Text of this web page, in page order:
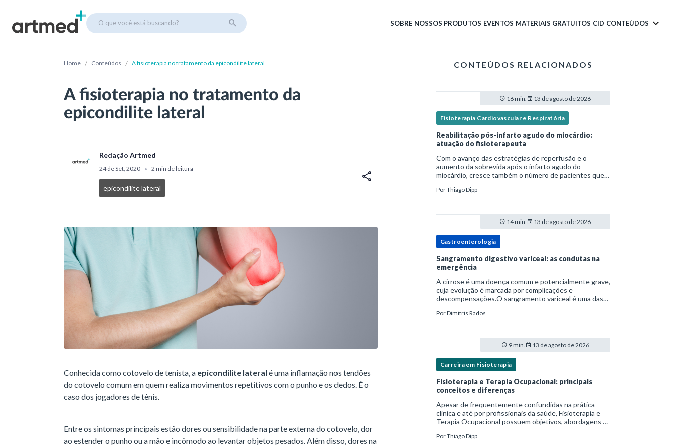
O que você está buscando? SOBRE NOSSOS PRODUTOS EVENTOS MATERIAIS GRATUITOS CID CONTEÚDOS
Home / Conteúdos / A fisioterapia no tratamento da epicondilite lateral
A fisioterapia no tratamento da
epicondilite lateral
Redação Artmed
24 de Set, 2020 • 2 min de leitura
epicondilite lateral
Conhecida como cotovelo de tenista, a epicondilite lateral é uma inflamação nos tendões
do cotovelo comum em quem realiza movimentos repetitivos com o punho e os dedos. É o
caso dos jogadores de tênis.
Entre os sintomas principais estão dores ou sensibilidade na parte externa do cotovelo, dor
ao estender o punho ou a mão e incômodo ao levantar objetos pesados. Além disso, dores na
CONTEÚDOS RELACIONADOS
16 min. 13 de agosto de 2026
Fisioterapia Cardiovascular e Respiratória
Reabilitação pós-infarto agudo do miocárdio:
atuação do fisioterapeuta
Com o avanço das estratégias de reperfusão e o
aumento da sobrevida após o infarto agudo do
miocárdio, cresce também o número de pacientes que
estruturada.Nesse contexto, o fisioterapeuta assume
PorThiago Dipp
14 min. 13 de agosto de 2026
Gastroenterologia
Sangramento digestivo variceal: as condutas na
emergência
A cirrose é uma doença comum e potencialmente grave,
cuja evolução é marcada por complicações e
descompensações.O sangramento variceal é uma das
pessoas com cirrose.Ele é causado pela hipertensão
PorDimitris Rados
9 min. 13 de agosto de 2026
Carreira em Fisioterapia
Fisioterapia e Terapia Ocupacional: principais
conceitos e diferenças
Apesar de frequentemente confundidas na prática
clínica e até por profissionais da saúde, Fisioterapia e
Terapia Ocupacional possuem objetivos, abordagens e
complementares. Entender essas diferenças é essenc
PorThiago Dipp